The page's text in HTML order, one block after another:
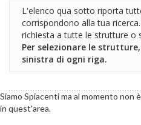
L'elenco qua sotto riporta
corrispondono alla tua
richiesta a tutte le strutture o
Per selezionare le
sinistra di ogni riga.
Siamo Spiacenti ma al momento
in quest'area.